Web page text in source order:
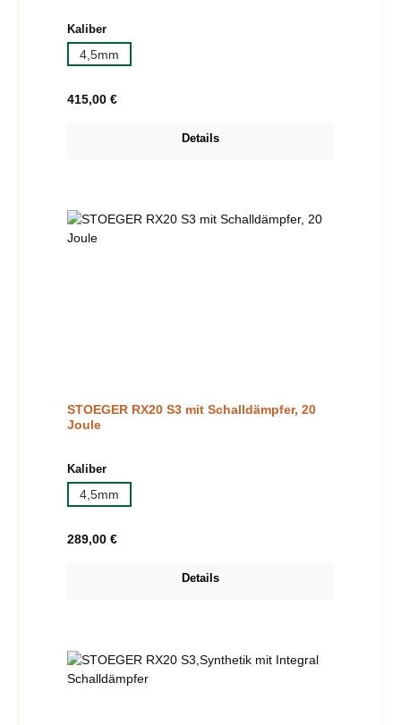
Kaliberauswählen
4,5mm
Regulärer Preis:
415,00 €
Details
STOEGER RX20 S3 mit Schalldämpfer, 20
Joule
Kaliberauswählen
4,5mm
Regulärer Preis:
289,00 €
Details